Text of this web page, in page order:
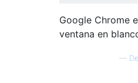
Google Chrome
ventana en
—